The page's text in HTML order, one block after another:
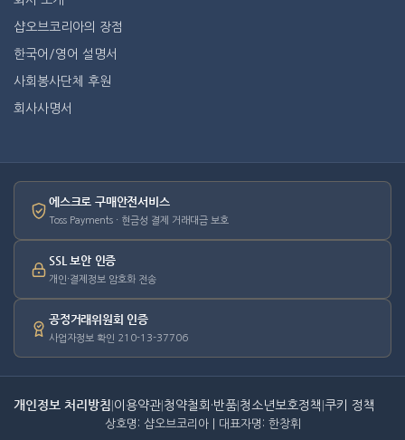
샵오브코리아의 장점
한국어/영어 설명서
사회봉사단체 후원
회사사명서
에스크로 구매안전서비스
Toss Payments · 현금성 결제 거래대금 보호
SSL 보안 인증
개인·결제정보 암호화 전송
공정거래위원회 인증
사업자정보 확인 210-13-37706
개인정보 처리방침 이용약관 청약철회·반품 청소년보호정책 쿠키 정책
상호명: 샵오브코리아 | 대표자명: 한창휘